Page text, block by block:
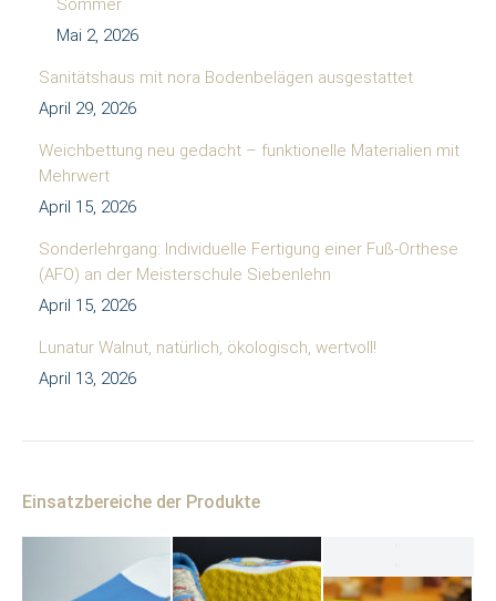
Sommer
Mai 2, 2026
Sanitätshaus mit nora Bodenbelägen ausgestattet
April 29, 2026
Weichbettung neu gedacht – funktionelle Materialien mit
Mehrwert
April 15, 2026
Sonderlehrgang: Individuelle Fertigung einer Fuß-Orthese
(AFO) an der Meisterschule Siebenlehn
April 15, 2026
Lunatur Walnut, natürlich, ökologisch, wertvoll!
April 13, 2026
Einsatzbereiche der Produkte